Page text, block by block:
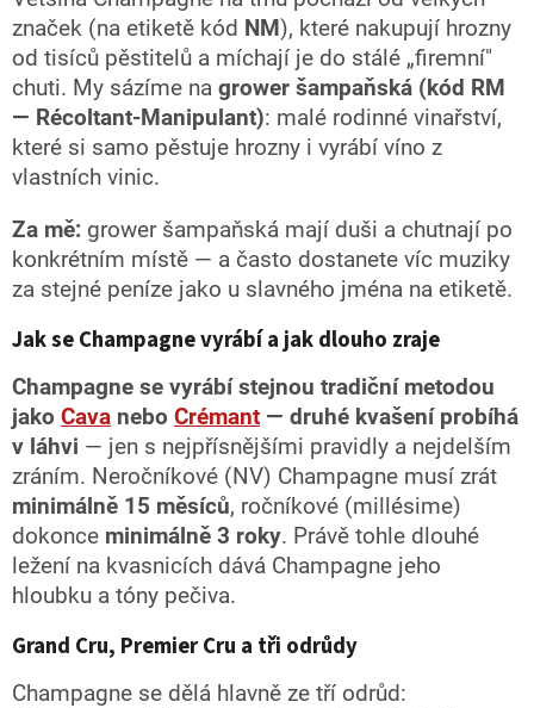
značek (na etiketě kód NM), které nakupují hrozny
od tisíců pěstitelů a míchají je do stálé „firemní"
chuti. My sázíme na grower šampaňská (kód RM
— Récoltant-Manipulant): malé rodinné vinařství,
které si samo pěstuje hrozny i vyrábí víno z
vlastních vinic.
Za mě: grower šampaňská mají duši a chutnají po
konkrétním místě — a často dostanete víc muziky
za stejné peníze jako u slavného jména na etiketě.
Jak se Champagne vyrábí a jak dlouho zraje
Champagne se vyrábí stejnou tradiční metodou
jako Cava nebo Crémant — druhé kvašení probíhá
v láhvi — jen s nejpřísnějšími pravidly a nejdelším
zráním. Neročníkové (NV) Champagne musí zrát
minimálně 15 měsíců, ročníkové (millésime)
dokonce minimálně 3 roky. Právě tohle dlouhé
ležení na kvasnicích dává Champagne jeho
hloubku a tóny pečiva.
Grand Cru, Premier Cru a tři odrůdy
Champagne se dělá hlavně ze tří odrůd: